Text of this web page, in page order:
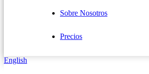
Sobre Nosotros
Precios
English